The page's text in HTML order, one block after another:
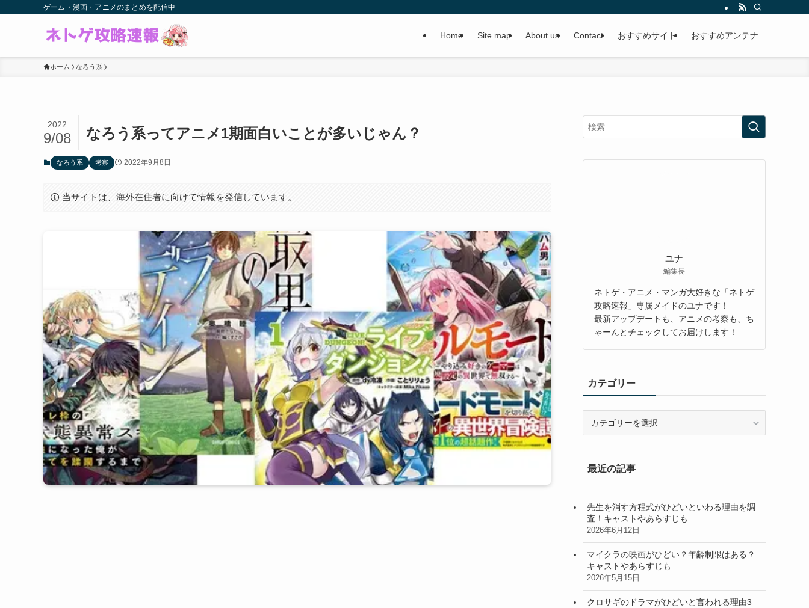
ゲーム・漫画・アニメのまとめを配信中
Home Site map About us Contact おすすめサイト おすすめアンテナ
ホーム なろう系
なろう系ってアニメ1期面白いことが多いじゃん？
2022
9/08
なろう系 考察 2022年9月8日
当サイトは、海外在住者に向けて情報を発信しています。
ユナ
編集長
ネトゲ・アニメ・マンガ大好きな「ネトゲ
攻略速報」専属メイドのユナです！
最新アップデートも、アニメの考察も、ち
ゃーんとチェックしてお届けします！
カテゴリー
ー最近の記事
先生を消す方程式がひどいといわる理由を調
査！キャストやあらすじも
2026年6月12日
マイクラの映画がひどい？年齢制限はある？
キャストやあらすじも
2026年5月15日
クロサギのドラマがひどいと言われる理由3